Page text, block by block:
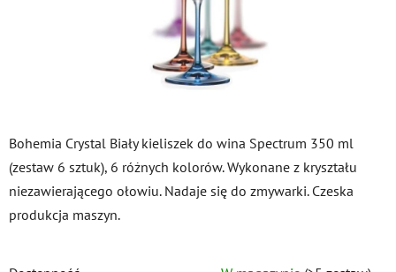
Bohemia Crystal Biały kieliszek do wina Spectrum 350 ml
(zestaw 6 sztuk), 6 różnych kolorów. Wykonane z kryształu
niezawierającego ołowiu. Nadaje się do zmywarki. Czeska
produkcja maszyn.